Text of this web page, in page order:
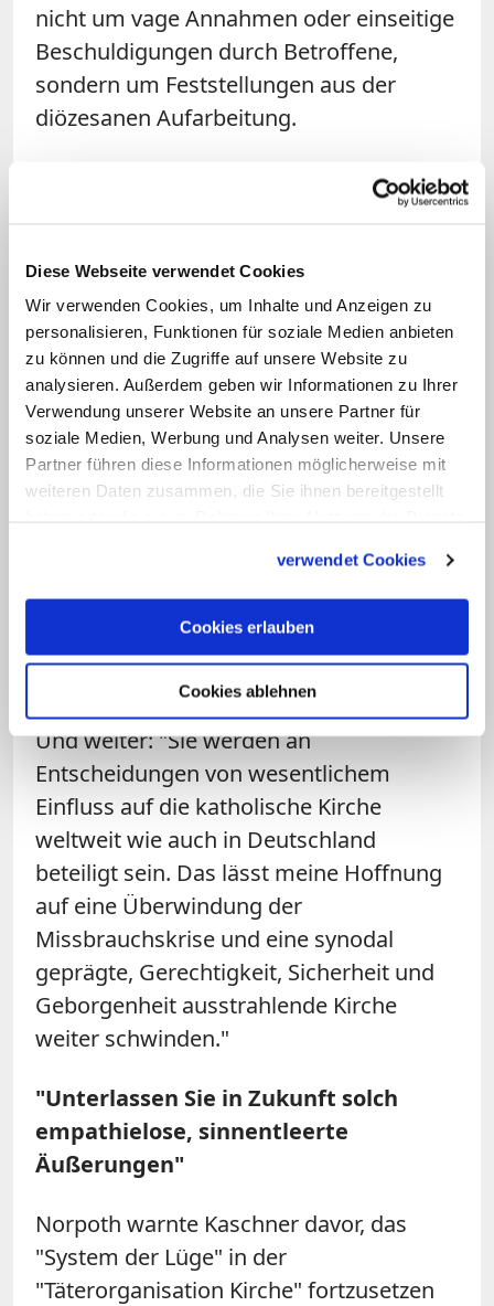
Diese Webseite verwendet Cookies
Wir verwenden Cookies, um Inhalte und Anzeigen zu
personalisieren, Funktionen für soziale Medien anbieten
zu können und die Zugriffe auf unsere Website zu
analysieren. Außerdem geben wir Informationen zu Ihrer
Verwendung unserer Website an unsere Partner für
soziale Medien, Werbung und Analysen weiter. Unsere
Partner führen diese Informationen möglicherweise mit
weiteren Daten zusammen, die Sie ihnen bereitgestellt
verwendet Cookies
Cookies erlauben
Cookies ablehnen
nicht um vage Annahmen oder einseitige
Beschuldigungen durch Betroffene,
sondern um Feststellungen aus der
diözesanen Aufarbeitung.
Verantwortliche auf einer exponierten
gefangen zu sein "im Machtsystem
dieser absolutistisch verfassten Kirche",
weil sie in ihrem Text "ohne jede
Bezugnahme auf die inzwischen sehr
breite analytische Basis zum
Missbrauchsgeschehen und zu den
Ursachen sexualisierter Gewalt"
argumentiere. Sein Entsetzen sei umso
nordischen Bischöfe "mit einer solchen
Haltung"im Herbst dieses Jahres Teil der
Weltsynode seinund dort – anders als
beispielsweise die Opfer sexualisierter
Gewalt – Sitz und Stimme haben werde.
Und weiter: "Sie werden an
Entscheidungen von wesentlichem
Einfluss auf die katholische Kirche
weltweit wie auch in Deutschland
beteiligt sein. Das lässt meine Hoffnung
auf eine Überwindung der
Missbrauchskrise und eine synodal
geprägte, Gerechtigkeit, Sicherheit und
Geborgenheit ausstrahlende Kirche
weiter schwinden."
"Unterlassen Sie in Zukunft solch
empathielose, sinnentleerte
Äußerungen"
Norpoth warnte Kaschner davor, das
"System der Lüge" in der
"Täterorganisation Kirche" fortzusetzen